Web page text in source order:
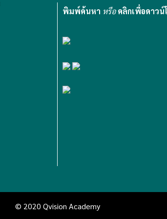
พิมพ์ค้นหา หรือ คลิกเพื่อดาวน์
© 2020 Qvision Academy